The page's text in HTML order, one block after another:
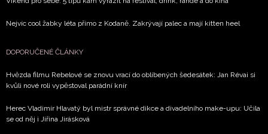
Nejvíc cool žabky léta přímo z Kodaně. Zakrývají palec a mají kitten heel
DOPORUČENÉ ČLÁNKY
Hvězda filmu Rebelové se znovu vrací do oblíbených šedesátek: Jan Révai si
kvůli nové roli vypěstoval parádní knír
Herec Vladimír Hlavatý byl mistr správné dikce a divadelního make-upu: Učila
se od něj i Jiřina Jirásková